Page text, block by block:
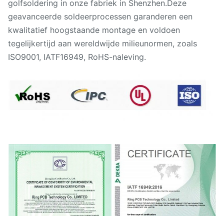
golfsoldering in onze fabriek in Shenzhen.Deze
geavanceerde soldeerprocessen garanderen een
kwalitatief hoogstaande montage en voldoen
tegelijkertijd aan wereldwijde milieunormen, zoals
ISO9001, IATF16949, RoHS-naleving.